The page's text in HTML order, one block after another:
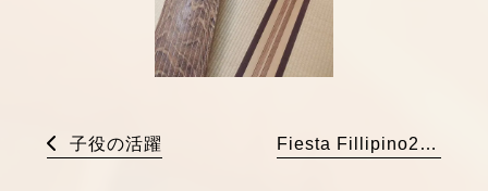
子役の活躍 Fiesta Fillipino2026 -Weaving the future Together, Peace, Prosperity, Possibilities